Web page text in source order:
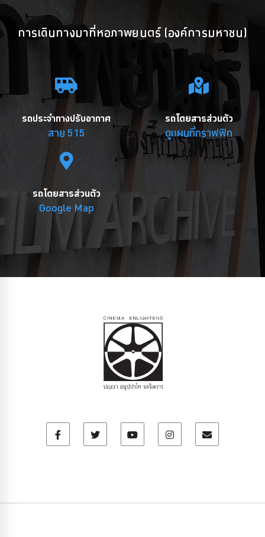
การเดินทางมาที่หอภาพยนตร์ (องค์การมหาชน)
รถประจำทางปรับอากาศ
สาย 515
รถโดยสารส่วนตัว
ดูแผนที่กราฟฟิก
รถโดยสารส่วนตัว
Google Map